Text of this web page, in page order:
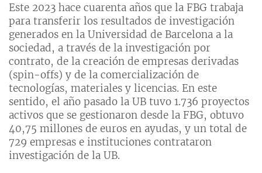
Este 2023 hace cuarenta años que la FBG trabaja
para transferir los resultados de investigación
generados en la Universidad de Barcelona a la
sociedad, a través de la investigación por
contrato, de la creación de empresas derivadas
(spin-offs) y de la comercialización de
tecnologías, materiales y licencias. En este
sentido, el año pasado la UB tuvo 1.736 proyectos
activos que se gestionaron desde la FBG, obtuvo
40,75 millones de euros en ayudas, y un total de
729 empresas e instituciones contrataron
investigación de la UB.